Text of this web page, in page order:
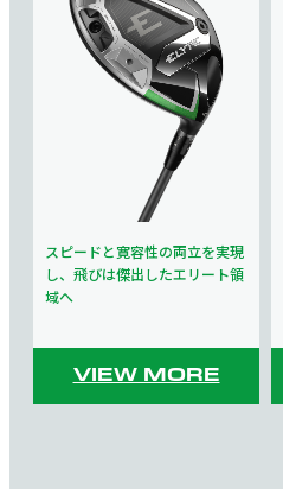
スピードと寛容性の両立を実現
し、 飛びは傑出したエリート領
域へ
VIEW MORE